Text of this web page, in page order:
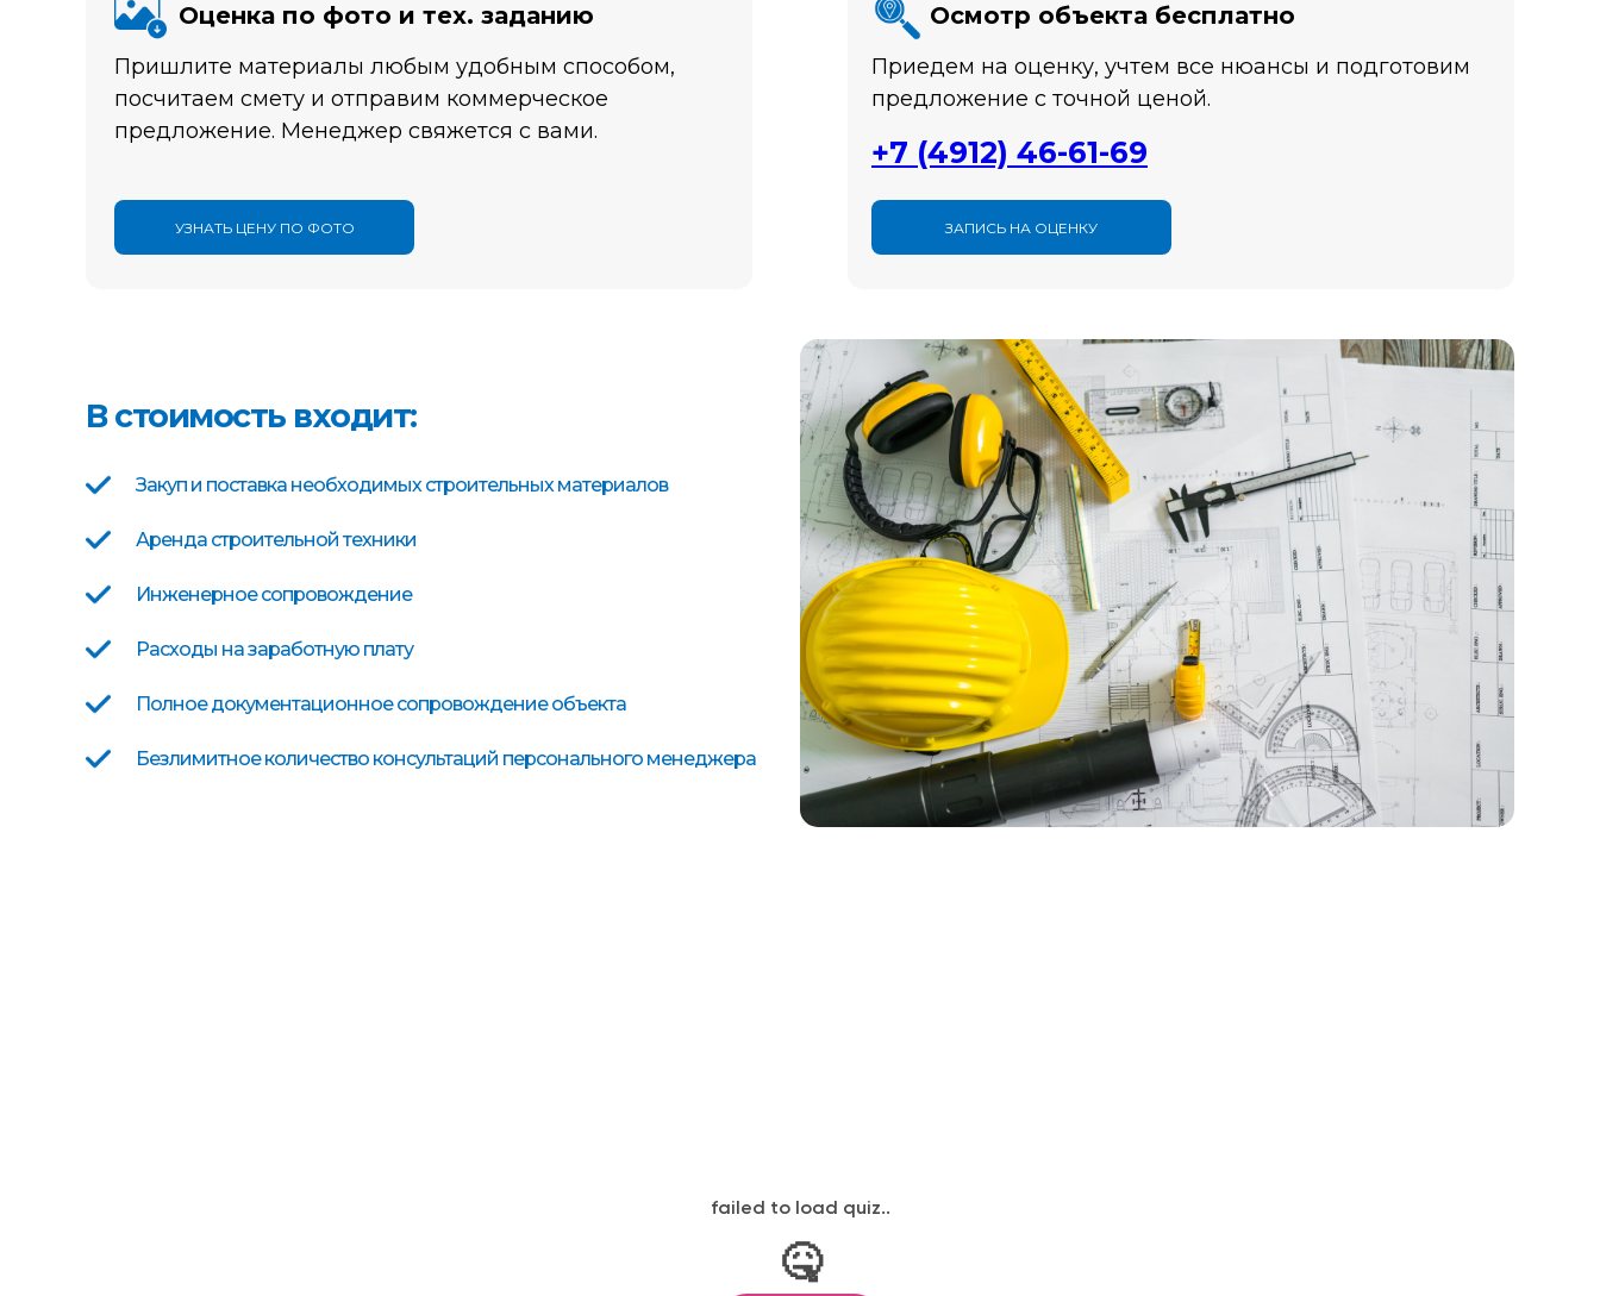
Оценка по фото и тех. заданию
Пришлите материалы любым удобным способом,
посчитаем смету и отправим коммерческое
предложение. Менеджер свяжется с вами.
+7 (4912) 46-61-69
Приедем на оценку, учтем все нюансы и подготовим
предложение с точной ценой.
Осмотр объекта бесплатно
ЗАПИСЬ НА ОЦЕНКУ
УЗНАТЬ ЦЕНУ ПО ФОТО
В стоимость входит:
Закуп и поставка необходимых строительных материалов
Аренда строительной техники
Инженерное сопровождение
Безлимитное количество консультаций персонального менеджера
Полное документационное сопровождение объекта
Расходы на заработную плату